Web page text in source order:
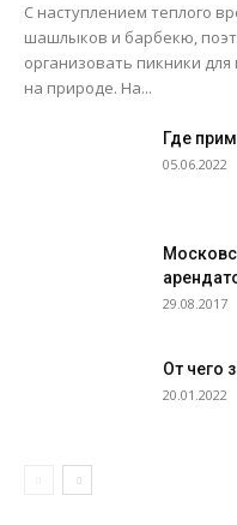
С наступлением теплого
шашлыков и барбекю,
организовать пикники
на природе. На...
Где
05.06.2022
29.08.2017
От чего
20.01.2022